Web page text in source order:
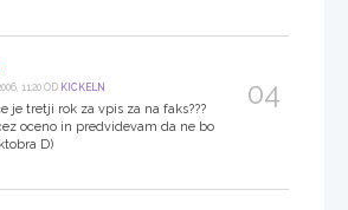
11:20 OD KICKELN
je tretji rok za vpis za na faks???
oceno in predvidevam da ne bo
D)
04